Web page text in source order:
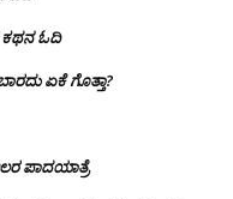
ಕಥನ ಓದಿ
ಏಕೆ ಗೊತ್ತಾ?
ಪಾದಯಾತ್ರೆ